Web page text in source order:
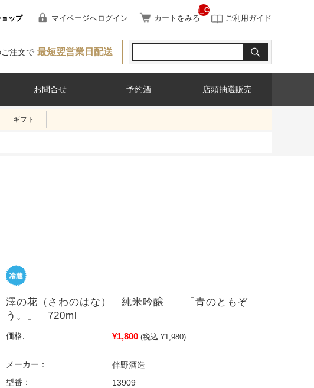
ップ マイページへログイン カートをみる
__ITM_CNT__
ご利用ガイド
注文で 最短翌営業日配送
お問合せ 予約酒 店頭抽選販売
ギフト
澤の花（さわのはな） 純米吟醸 「青のともぞ
う。」 720ml
価格: ¥1,800 (税込 ¥1,980)
メーカー：
伴野酒造
型番：
13909